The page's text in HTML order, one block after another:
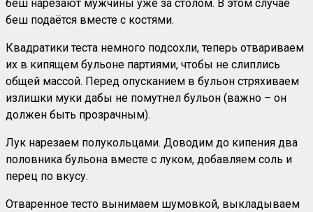
беш нарезают мужчины уже за столом. В этом случае
беш подаётся вместе с костями.
Квадратики теста немного подсохли, теперь отвариваем
их в кипящем бульоне партиями, чтобы не слиплись
общей массой. Перед опусканием в бульон стряхиваем
излишки муки дабы не помутнел бульон (важно – он
должен быть прозрачным).
Лук нарезаем полукольцами. Доводим до кипения два
половника бульона вместе с луком, добавляем соль и
перец по вкусу.
Отваренное тесто вынимаем шумовкой, выкладываем